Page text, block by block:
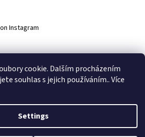
cookie. Dalším procházením
souhlas s jejich používáním.. Více
Settings
Instagram